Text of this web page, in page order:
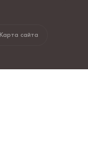
Карта сайта